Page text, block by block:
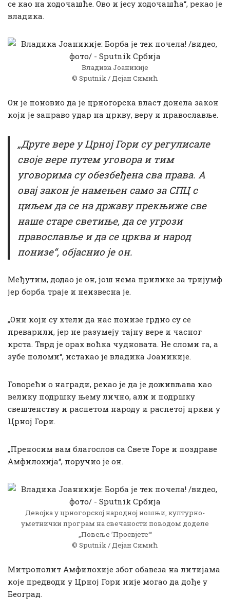
се као на ходочашће. Ово и јесу ходочашћа“, рекао је
владика.
Владика Јоаникије
© Sputnik / Дејан Симић
Он је поновио да је црногорска власт донела закон
који је заправо удар на цркву, веру и православље.
„Друге вере у Црној Гори су регулисале
своје вере путем уговора и тим
уговорима су обезбеђена сва права. А
овај закон је намењен само за СПЦ с
циљем да се на државу прекњиже све
наше старе светиње, да се угрози
православље и да се црква и народ
понизе“, објаснио је он.
Међутим, додао је он, још нема прилике за тријумф
јер борба траје и неизвесна је.
„Они који су хтели да нас понизе грдно су се
преварили, јер не разумеју тајну вере и часног
крста. Тврд је орах воћка чудновата. Не сломи га, а
зубе поломи“, истакао је владика Јоаникије.
Говорећи о награди, рекао је да је доживљава као
велику подршку њему лично, али и подршку
свештенству и распетом народу и распетој цркви у
Црној Гори.
„Преносим вам благослов са Свете Горе и поздраве
Амфилохија“, поручио је он.
Девојка у црногорској народној ношњи, културно-
уметнички програм на свечаности поводом доделе
„Повеље ’Просвјете‘“
© Sputnik / Дејан Симић
Митрополит Амфилохије због обавеза на литијама
које предводи у Црној Гори није могао да дође у
Београд.